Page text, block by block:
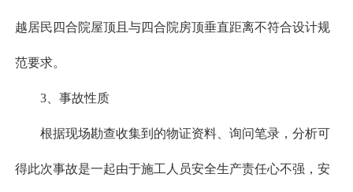
越居民四合院屋顶且与四合院房顶垂直距离不符合设计规
范要求。
3、事故性质
根据现场勘查收集到的物证资料、询问笔录，分析可
得此次事故是一起由于施工人员安全生产责任心不强，安